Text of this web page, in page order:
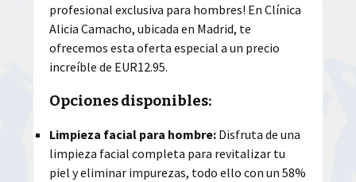
profesional exclusiva para hombres! En Clínica
Alicia Camacho, ubicada en Madrid, te
ofrecemos esta oferta especial a un precio
increíble de EUR12.95.
Opciones disponibles:
Limpieza facial para hombre: Disfruta de una
limpieza facial completa para revitalizar tu
piel y eliminar impurezas, todo ello con un 58%